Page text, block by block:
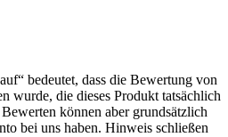
bedeutet, dass die Bewertung von
wurde, die dieses Produkt tatsächlich
können aber grundsätzlich
bei uns haben. Hinweis schließen